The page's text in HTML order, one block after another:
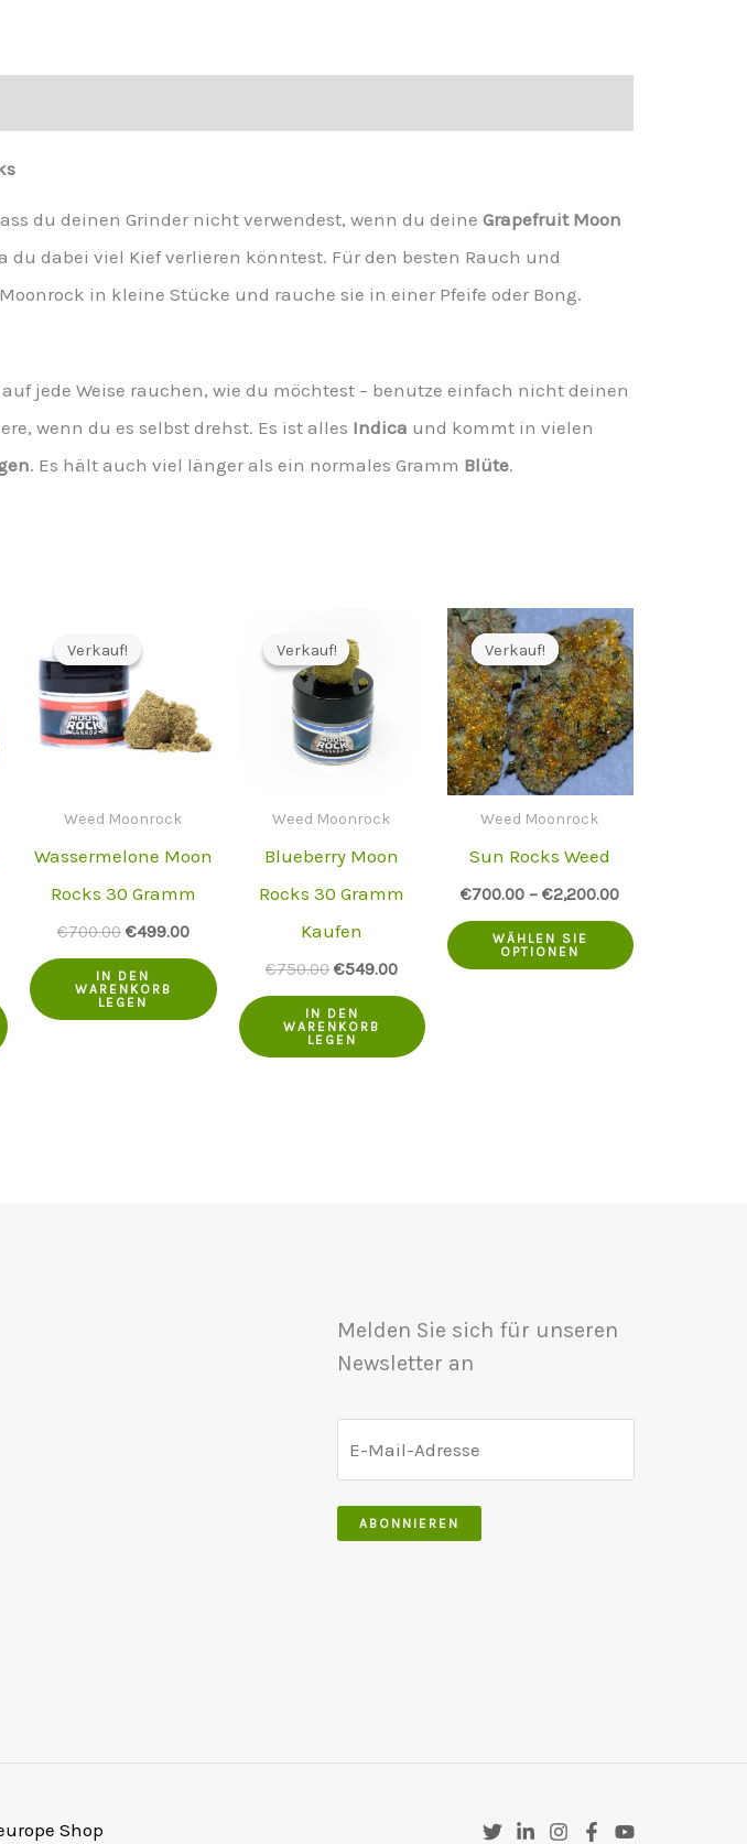
du deinen Grinder nicht verwendest, wenn du deine Grapefruit Moon
du dabei viel Kief verlieren könntest. Für den besten Rauch und
in kleine Stücke und rauche sie in einer Pfeife oder Bong.
jede Weise rauchen, wie du möchtest – benutze einfach nicht deinen
wenn du es selbst drehst. Es ist alles Indica und kommt in vielen
. Es hält auch viel länger als ein normales Gramm Blüte.
Verkauf!
Verkauf!
Weed Moonrock
Wassermelone Moon
Rocks 30 Gramm
€700.00 Der
Preis
war:
€700.00.
€499.00Der
Preis
€499.00.
IN DEN
WARENKORB
LEGEN
Verkauf!
Verkauf!
Weed Moonrock
Blueberry Moon
Rocks 30 Gramm
Kaufen
€750.00 Der
Preis
war:
€750.00.
€549.00Der
Preis
€549.00.
IN DEN
WARENKORB
LEGEN
Verkauf!
Verkauf!
Weed Moonrock
Sun Rocks Weed
€700.00 –€2,200.00
WÄHLEN SIE
OPTIONEN
Melden Sie sich für unseren
Newsletter an
ABONNIEREN
Shop